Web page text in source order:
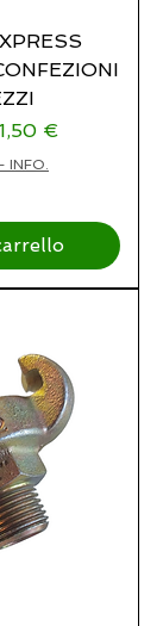
scontato
€
INFO.